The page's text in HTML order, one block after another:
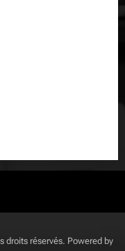
droits réservés. Powered by